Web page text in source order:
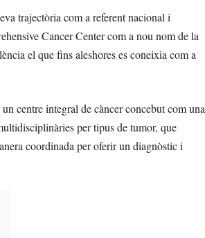
trajectòria com a referent nacional i
Cancer Center com a nou nom de la
el que fins aleshores es coneixia com a
centre integral de càncer concebut com una
per tipus de tumor, que
coordinada per oferir un diagnòstic i